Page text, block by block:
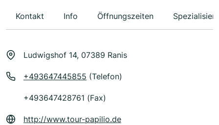
Kontakt Info Öffnungszeiten
Ludwigshof 14, 07389 Ranis
+493647445855 (Telefon)
+493647428761 (Fax)
http://www.tour-papilio.de